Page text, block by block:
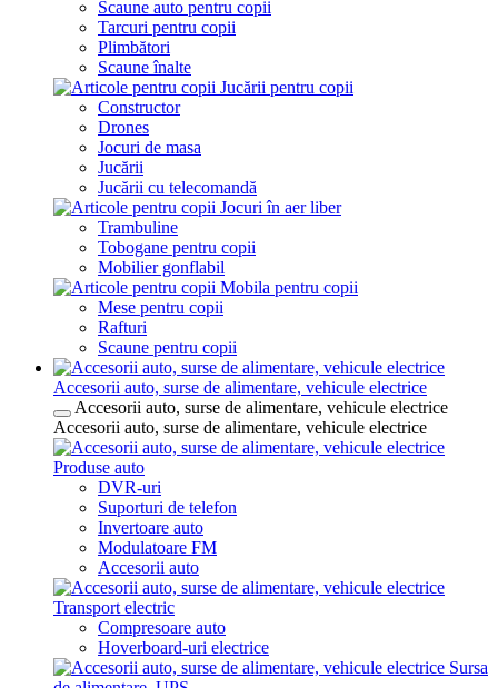
Scaune auto pentru copii
Tarcuri pentru copii
Plimbători
Scaune înalte
Jucării pentru copii
Constructor
Drones
Jocuri de masa
Jucării
Jucării cu telecomandă
Jocuri în aer liber
Trambuline
Tobogane pentru copii
Mobilier gonflabil
Mobila pentru copii
Mese pentru copii
Rafturi
Scaune pentru copii
Accesorii auto, surse de alimentare, vehicule electrice
Accesorii auto, surse de alimentare, vehicule electrice
Accesorii auto, surse de alimentare, vehicule electrice
Produse auto
DVR-uri
Suporturi de telefon
Invertoare auto
Modulatoare FM
Accesorii auto
Transport electric
Compresoare auto
Hoverboard-uri electrice
Sursa